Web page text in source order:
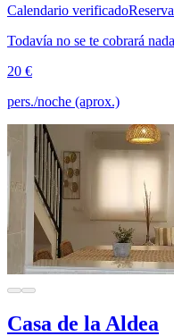
Calendario verificado
Todavía no se te cobrará
20 €
pers./noche (aprox.)
Casa de la Aldea